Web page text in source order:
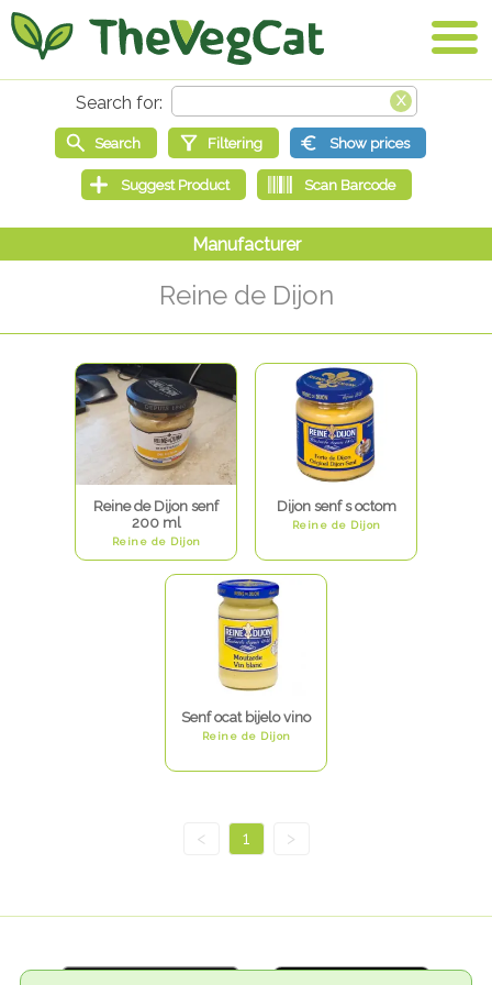
Reine de Dijon
Reine de Dijon senf
200 ml
Reine de Dijon
Dijon senf s octom
Reine de Dijon
Senf ocat bijelo vino
Reine de Dijon
< 1 >